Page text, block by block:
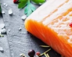
”Protein Powder“
”Overnight Oats“
”Vegan protein“
”Collagen“
”Micellar Casein“